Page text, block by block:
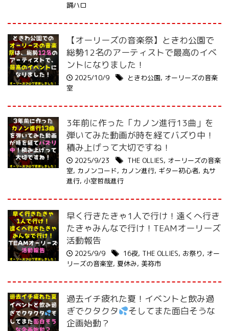
踊ハロ
【オーリーズの音楽祭】ときわ公園で
総勢12名のアーティストで最高のイベ
ントになりました！
2025/10/9 ときわ公園, オーリーズの音楽
室
3年前に作った「カノン進行13曲」を
弾いてみた動画が時を経てバズり中！
積み上げって大切ですね！
2025/9/23 THE OLLIES, オーリーズの音楽
室, カノンコード, カノン進行, ギター初心者, 丸サ
進行, 小室哲哉進行
早く行きたきゃ1人で行け！遠くへ行き
たきゃみんなで行け！TEAMオーリーズ
活動報告
2025/9/9 16夜, THE OLLIES, お祭り, オー
リーズの音楽室, 夏休み, 美祢市
過去イチ疲れた夏！イベントと飲み過
ぎでクタクタ
そしてまた面白そうな
企画始動？